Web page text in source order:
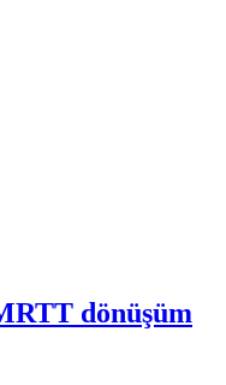
dönüşüm